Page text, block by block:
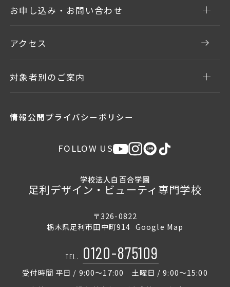
お申し込み・お問い合わせ
アクセス
対象者別のご案内
情報公開プライバシーポリシー
FOLLOW US
学校法人白百合学園
足利デザイン・ビューティ専門学校
〒326-0822
栃木県足利市田中町914 Google Map
TEL. 0120-875109
受付時間 平日 / 9:00〜17:00 土曜日 / 9:00〜15:00